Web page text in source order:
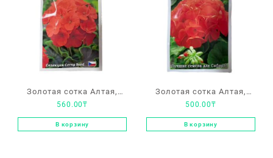
Золотая сотка Алтая,
пеларгония зональная
«Найт Скарлет F1»
560.00₸
В корзину
Золотая сотка Алтая,
пеларгония зональная
«Грин Мирка F1»
500.00₸
В корзину